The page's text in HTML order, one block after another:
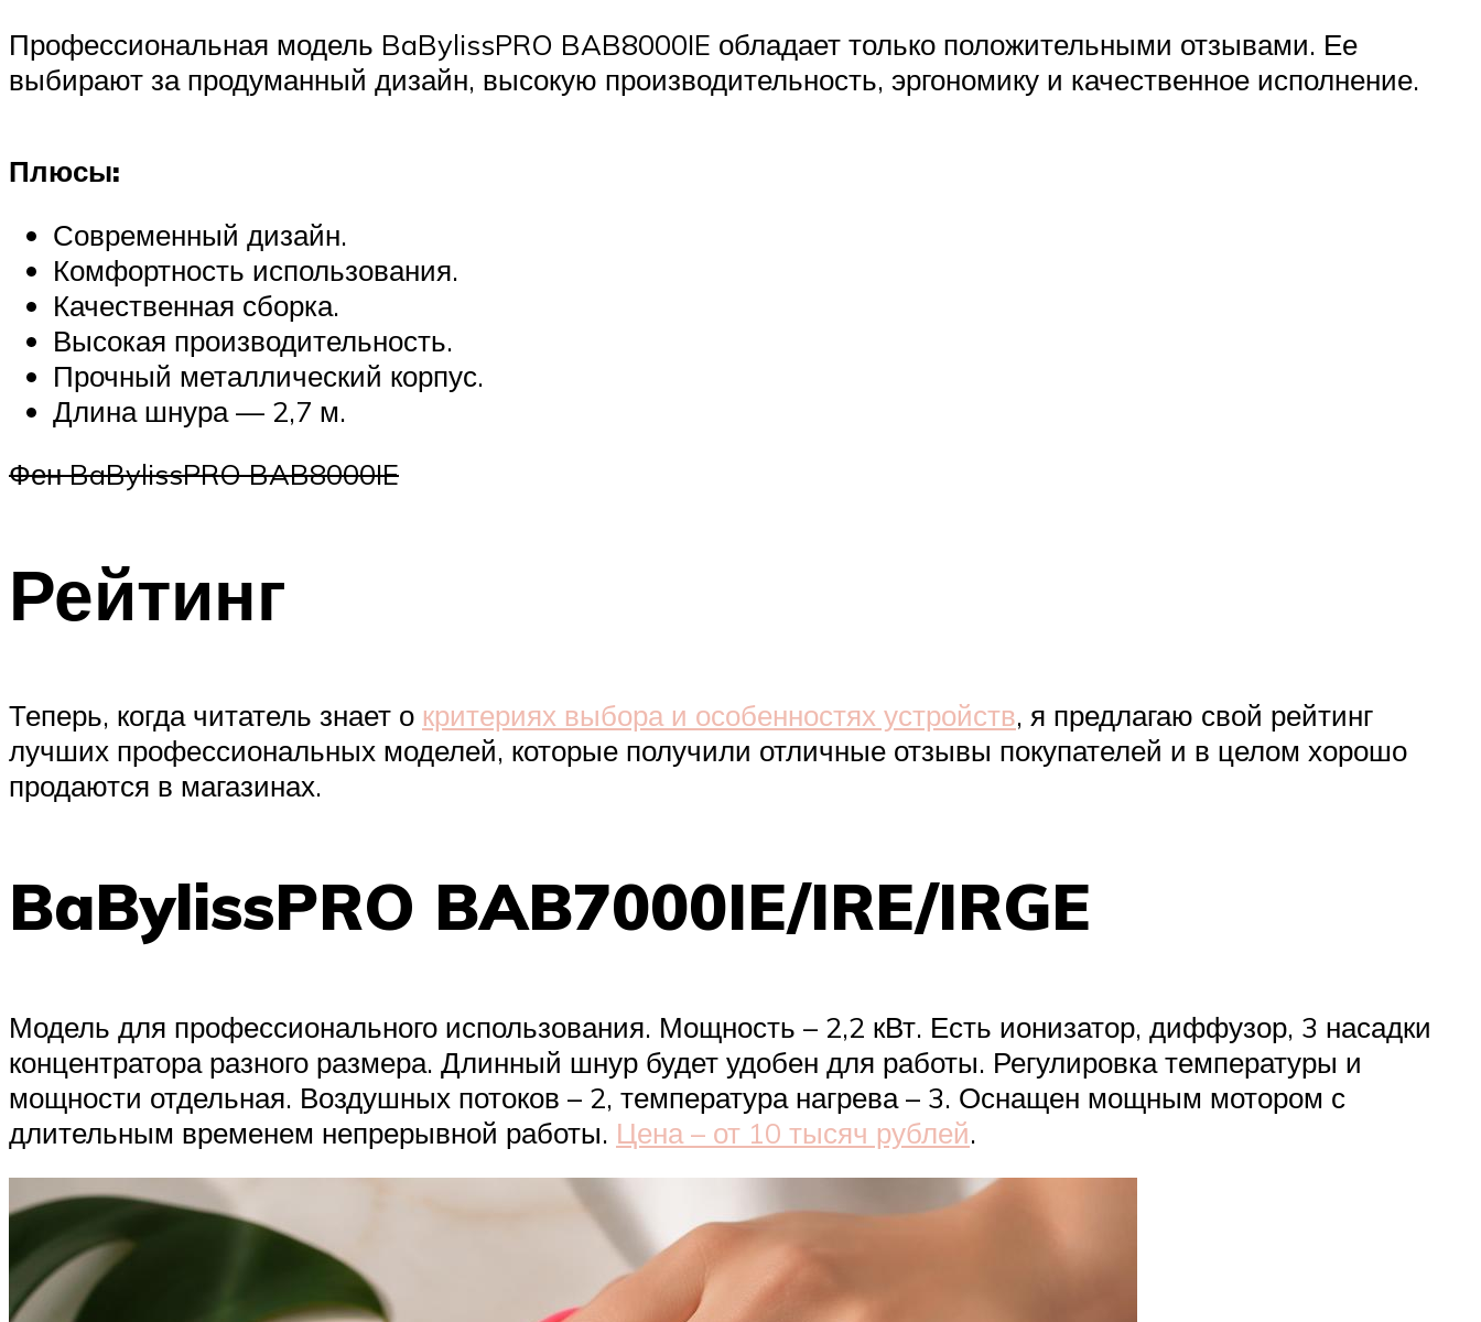
Профессиональная модель BaBylissPRO BAB8000IE обладает только положительными отзывами. Ее
выбирают за продуманный дизайн, высокую производительность, эргономику и качественное исполнение.
Плюсы:
Современный дизайн.
Комфортность использования.
Качественная сборка.
Высокая производительность.
Прочный металлический корпус.
Длина шнура — 2,7 м.
Фен BaBylissPRO BAB8000IE
Рейтинг
Теперь, когда читатель знает о критериях выбора и особенностях устройств, я предлагаю свой рейтинг
лучших профессиональных моделей, которые получили отличные отзывы покупателей и в целом хорошо
продаются в магазинах.
BaBylissPRO BAB7000IE/IRE/IRGE
Модель для профессионального использования. Мощность – 2,2 кВт. Есть ионизатор, диффузор, 3 насадки
концентратора разного размера. Длинный шнур будет удобен для работы. Регулировка температуры и
мощности отдельная. Воздушных потоков – 2, температура нагрева – 3. Оснащен мощным мотором с
длительным временем непрерывной работы. Цена – от 10 тысяч рублей.